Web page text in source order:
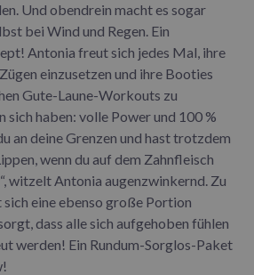
Und obendrein macht es sogar
bei Wind und Regen. Ein
Antonia freut sich jedes Mal, ihre
einzusetzen und ihre Booties
Gute-Laune-Workouts zu
sich haben: volle Power und 100 %
an deine Grenzen und hast trotzdem
wenn du auf dem Zahnfleisch
witzelt Antonia augenzwinkernd. Zu
eine ebenso große Portion
dass alle sich aufgehoben fühlen
werden! Ein Rundum-Sorglos-Paket